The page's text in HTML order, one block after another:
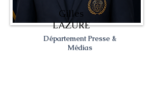
Gilles
LAZURE
Département Presse &
Médias